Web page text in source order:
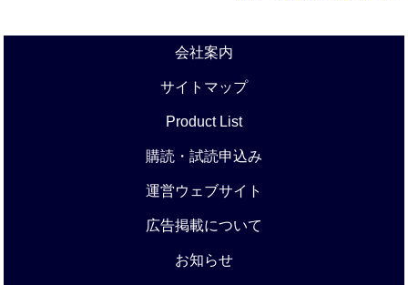
会社案内
サイトマップ
Product List
購読・試読申込み
運営ウェブサイト
広告掲載について
お知らせ